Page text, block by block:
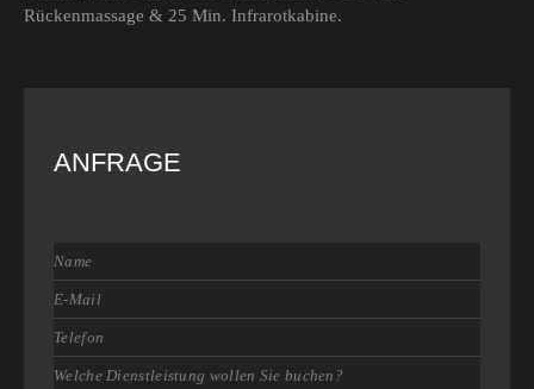
Rückenmassage & 25 Min. Infrarotkabine.
ANFRAGE